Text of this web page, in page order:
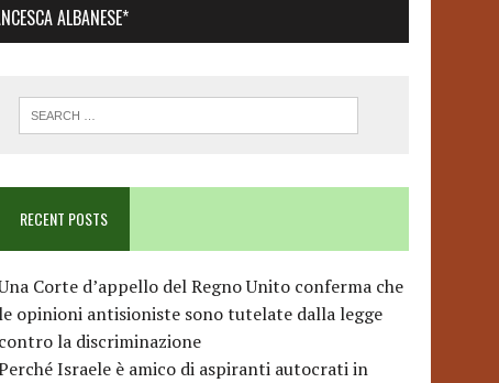
ALBANESE*
RECENT POSTS
Corte d’appello del Regno Unito conferma che
le opinioni antisioniste sono tutelate dalla legge
contro la discriminazione
Israele è amico di aspiranti autocrati in